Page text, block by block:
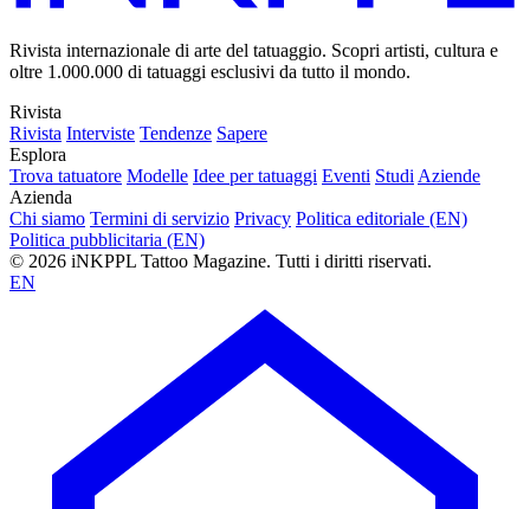
Rivista internazionale di arte del tatuaggio. Scopri artisti, cultura e
oltre 1.000.000 di tatuaggi esclusivi da tutto il mondo.
Rivista
Rivista Interviste Tendenze Sapere
Esplora
Trova tatuatore Modelle Idee per tatuaggi Eventi StudiAziende
Azienda
Chi siamo Termini di servizio Privacy Politica editoriale (EN)
Politica pubblicitaria (EN)
© 2026 iNKPPL Tattoo Magazine. Tutti i diritti riservati.
EN